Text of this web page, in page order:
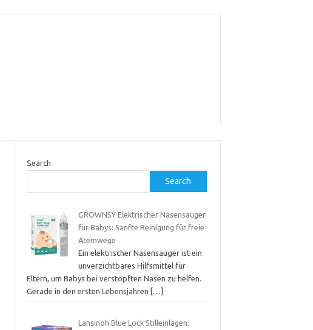
Search
Search
GROWNSY Elektrischer Nasensauger
für Babys: Sanfte Reinigung für freie
Atemwege
Ein elektrischer Nasensauger ist ein
unverzichtbares Hilfsmittel für
Eltern, um Babys bei verstopften Nasen zu helfen.
Gerade in den ersten Lebensjahren
[…]
Lansinoh Blue Lock Stilleinlagen: